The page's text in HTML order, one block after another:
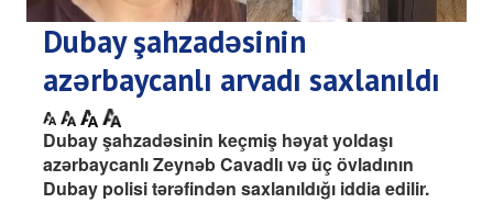
Dubay şahzadəsinin
azərbaycanlı arvadı saxlanıldı
Dubay şahzadəsinin keçmiş həyat yoldaşı
azərbaycanlı Zeynəb Cavadlı və üç övladının
Dubay polisi tərəfindən saxlanıldığı iddia edilir.